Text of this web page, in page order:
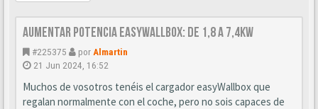
Aumentar potencia easyWallbox: De 1,8 a 7,4kw
#225375 por Almartin
21 Jun 2024, 16:52
Muchos de vosotros tenéis el cargador easyWallbox que
regalan normalmente con el coche, pero no sois capaces de